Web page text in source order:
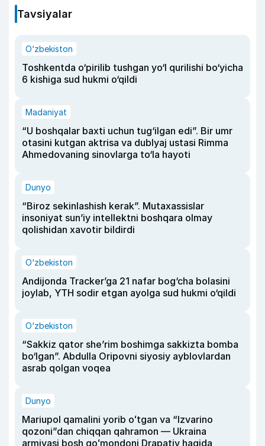
Tavsiyalar
O‘zbekiston
Toshkentda o‘pirilib tushgan yo‘l qurilishi bo‘yicha
6 kishiga sud hukmi o‘qildi
Madaniyat
“U boshqalar baxti uchun tug‘ilgan edi”. Bir umr
otasini kutgan aktrisa va dublyaj ustasi Rimma
Ahmedovaning sinovlarga to‘la hayoti
Dunyo
“Biroz sekinlashish kerak”. Mutaxassislar
insoniyat sun’iy intellektni boshqara olmay
qolishidan xavotir bildirdi
O‘zbekiston
Andijonda Tracker’ga 21 nafar bog‘cha bolasini
joylab, YTH sodir etgan ayolga sud hukmi o‘qildi
O‘zbekiston
“Sakkiz qator she’rim boshimga sakkizta bomba
bo‘lgan”. Abdulla Oripovni siyosiy ayblovlardan
asrab qolgan voqea
Dunyo
Mariupol qamalini yorib oʻtgan va “Izvarino
qozoni”dan chiqqan qahramon — Ukraina
armiyasi bosh qoʻmondoni Drapatiy haqida